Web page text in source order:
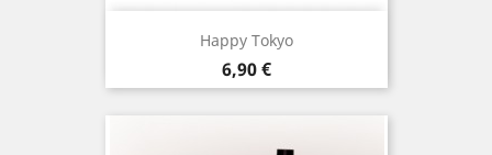
Happy Tokyo
Prix
6,90 €